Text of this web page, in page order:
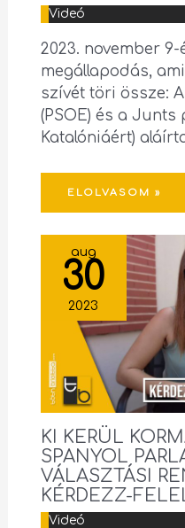
Videó
2023. november
megállapodás,
szívét töri össze:
(PSOE) és a
Katalóniáért)
ELOLVASOM »
aug
30
2023
KI KERÜL
SPANYOL
VÁLASZTÁSI
KÉRDEZZ-
Videó